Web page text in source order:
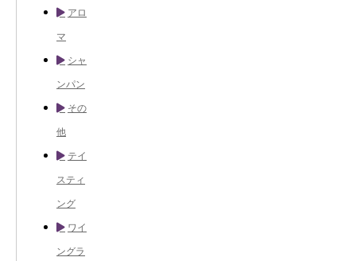
アロ
マ
シャ
ンパン
その
他
テイ
スティ
ング
ワイ
ングラ